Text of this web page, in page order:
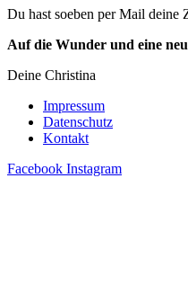
Du hast soeben per Mail deine
Auf die Wunder und eine
Deine Christina
Impressum
Datenschutz
Kontakt
Facebook Instagram